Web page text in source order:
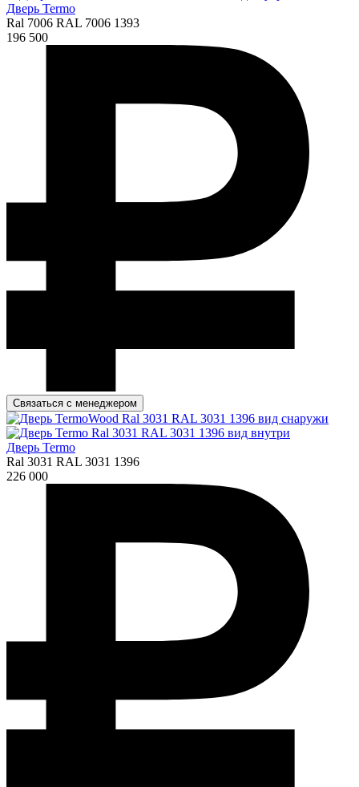
Дверь Termo
Ral 7006 RAL 7006 1393
196 500
Связаться с менеджером
Дверь Termo
Ral 3031 RAL 3031 1396
226 000